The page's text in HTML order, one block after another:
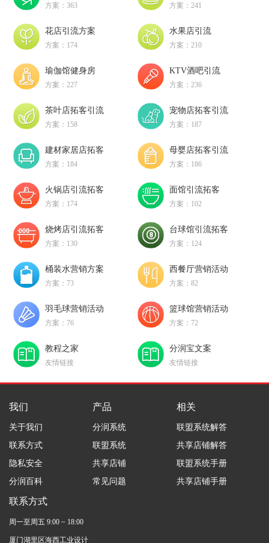
方案：363 方案：241
花店引流方案
方案：174
水果店引流
方案：210
瑜伽馆健身房
方案：227
KTV酒吧引流
方案：236
茶叶店拓客引流
方案：158
宠物店拓客引流
方案：187
建材家居店拓客
方案：184
母婴店拓客引流
方案：186
火锅店引流拓客
方案：174
面馆引流拓客
方案：102
烧烤店引流拓客
方案：130
台球馆引流拓客
方案：124
桶装水营销方案
方案：73
西餐厅营销活动
方案：82
羽毛球营销活动
方案：76
篮球馆营销活动
方案：72
教程之家
友情链接
分润宝文案
友情链接
我们
关于我们
联系方式
隐私安全
分润百科
产品
分润系统
联盟系统
共享店铺
常见问题
相关
联盟系统解答
共享店铺解答
联盟系统手册
共享店铺手册
联系方式
周一至周五 9:00 ~ 18:00
厦门湖里区海西工业设计